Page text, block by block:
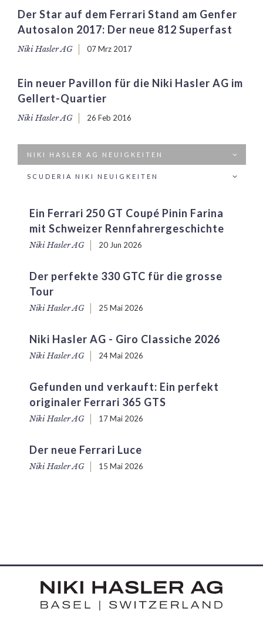
Der Star auf dem Ferrari Stand am Genfer
Autosalon 2017: Der neue 812 Superfast
Niki Hasler AG 07 Mrz 2017
Ein neuer Pavillon für die Niki Hasler AG im
Gellert-Quartier
Niki Hasler AG 26 Feb 2016
NIKI HASLER AG NEUIGKEITEN
SCUDERIA NIKI NEUIGKEITEN
Ein Ferrari 250 GT Coupé Pinin Farina
mit Schweizer Rennfahrergeschichte
Niki Hasler AG 20 Jun 2026
Der perfekte 330 GTC für die grosse
Tour
Niki Hasler AG 25 Mai 2026
Niki Hasler AG - Giro Classiche 2026
Niki Hasler AG 24 Mai 2026
Gefunden und verkauft: Ein perfekt
originaler Ferrari 365 GTS
Niki Hasler AG 17 Mai 2026
Der neue Ferrari Luce
Niki Hasler AG 15 Mai 2026